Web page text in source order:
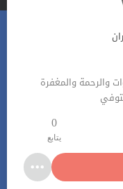
والرحمة والمغفرة
0
يتابع